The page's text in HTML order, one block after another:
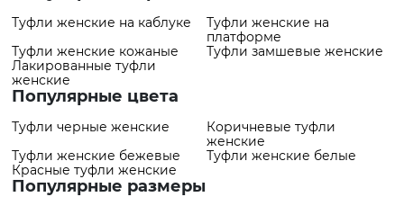
Туфли женские на каблуке
Туфли женские на
платформе
Туфли женские кожаные
Туфли замшевые женские
Лакированные туфли
женские
Популярные цвета
Туфли черные женские
Коричневые туфли
женские
Туфли женские бежевые
Туфли женские белые
Красные туфли женские
Популярные размеры